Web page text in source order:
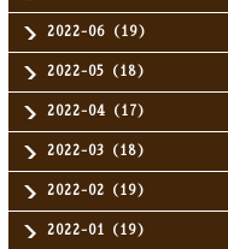
2022-06（19）
2022-05（18）
2022-04（17）
2022-03（18）
2022-02（19）
2022-01（19）